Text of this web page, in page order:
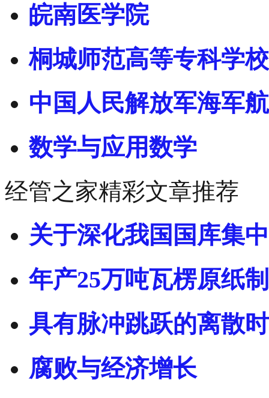
皖南医学院
桐城师范高等专科学校
中国人民解放军海军
数学与应用数学
经管之家精彩文章推荐
关于深化我国国库集
年产25万吨瓦楞原纸
具有脉冲跳跃的离散
腐败与经济增长